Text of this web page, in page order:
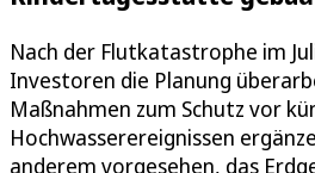
Nach der Flutkatastrophe im
Investoren die Planung
Maßnahmen zum Schutz vor
Hochwasserereignissen
anderem vorgesehen, das